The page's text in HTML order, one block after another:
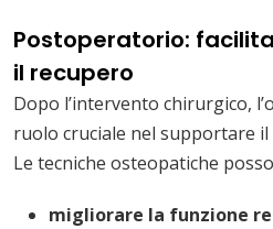
Postoperatorio:
il recupero
Dopo l’intervento chirurgico,
ruolo cruciale nel supportare
Le tecniche osteopatiche
migliorare la funzione